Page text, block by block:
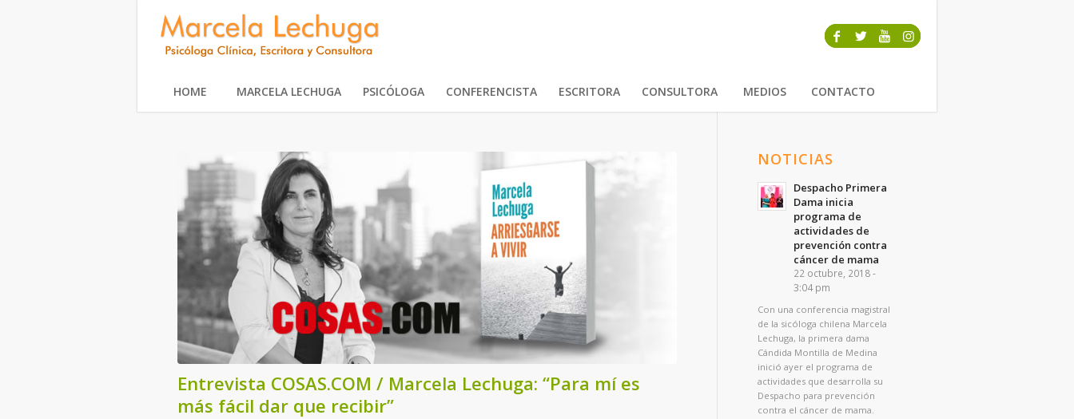
HOME MARCELA LECHUGA PSICÓLOGA CONFERENCISTA ESCRITORA CONSULTORA MEDIOS CONTACTO
Entrevista COSAS.COM / Marcela Lechuga: “Para mí es
más fácil dar que recibir”
NOTICIAS
Despacho Primera
Dama inicia
programa de
actividades de
prevención contra
cáncer de mama
22 octubre, 2018 -
3:04 pm
Con una conferencia magistral
de la sicóloga chilena Marcela
Lechuga, la primera dama
Cándida Montilla de Medina
inició ayer el programa de
actividades que desarrolla su
Despacho para prevención
contra el cáncer de mama.